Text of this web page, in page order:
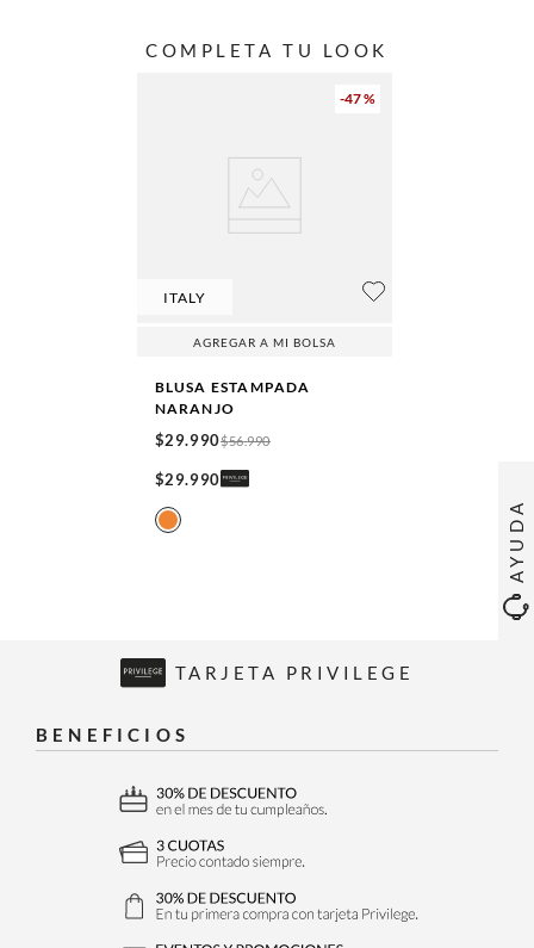
AYUDA
COMPLETA TU LOOK
-47 %
ITALY
AGREGAR A MI BOLSA
BLUSA ESTAMPADA
NARANJO
$29.990$56.990
$29.990
TARJETA PRIVILEGE
BENEFICIOS